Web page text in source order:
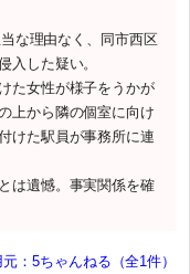
な理由なく、同市西区
入した疑い。
た女性が様子をうかが
上から隣の個室に向け
けた駅員が事務所に連
は遺憾。事実関係を確
元：5ちゃんねる（全1件）